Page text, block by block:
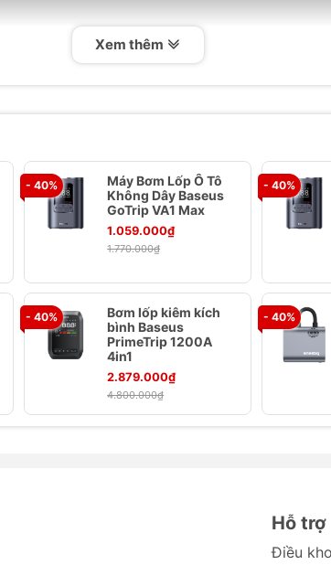
Kích Bình Baseus Super Energy Series 4-in-
Xem thêm
- 40%
Máy Bơm Lốp Ô Tô
Không Dây Baseus
GoTrip VA1 Max
1.059.000₫
1.770.000₫
- 40%
- 40%
Bơm lốp kiêm kích
bình Baseus
PrimeTrip 1200A
4in1
2.879.000₫
4.800.000₫
- 40%
Hỗ trợ
Điều